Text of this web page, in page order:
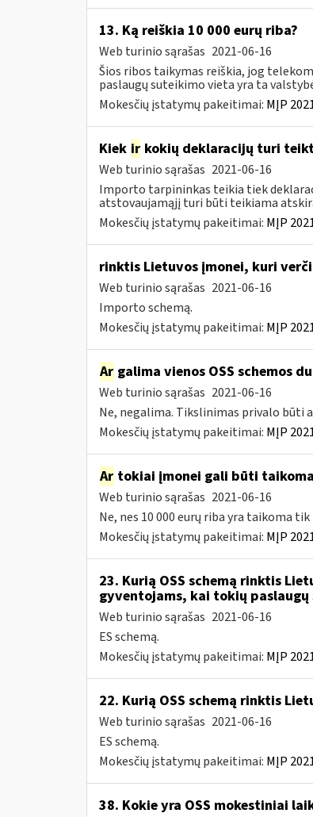
13. Ką reiškia 10 000 eurų riba?
Web turinio sąrašas 2021-06-16
Šios ribos taikymas reiškia, jog
paslaugų suteikimo vieta yra ta
Mokesčių įstatymų pakeitimai: MĮP
Kiek irkokių deklaracijų turi
Web turinio sąrašas 2021-06-16
Importo tarpininkas teikia tiek
atstovaujamąjį turi būti teikiama
Mokesčių įstatymų pakeitimai: MĮP
rinktis Lietuvos įmonei, kuri
Web turinio sąrašas 2021-06-16
Importo schemą.
Mokesčių įstatymų pakeitimai: MĮP
Argalima vienos OSS schemos
Web turinio sąrašas 2021-06-16
Ne, negalima. Tikslinimas privalo būti
Mokesčių įstatymų pakeitimai: MĮP
Artokiai įmonei gali būti
Web turinio sąrašas 2021-06-16
Ne, nes 10 000 eurų riba yra taikoma
Mokesčių įstatymų pakeitimai: MĮP
23. Kurią OSS schemą rinktis
gyventojams, kai tokių
Web turinio sąrašas 2021-06-16
ES schemą.
Mokesčių įstatymų pakeitimai: MĮP
22. Kurią OSS schemą rinktis
Web turinio sąrašas 2021-06-16
ES schemą.
Mokesčių įstatymų pakeitimai: MĮP
38. Kokie yra OSS mokestiniai